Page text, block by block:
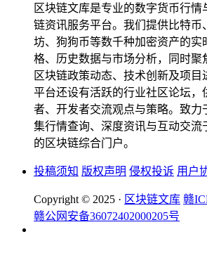
区块链文库是专业的数字货币行情
链资讯服务平台。我们提供比特币
坊、狗狗币等数千种加密资产的实
格、历史数据与市场分析，同时聚
区块链政策动态、技术创新及项目
平台还设有活跃的行业社区论坛，
者、开发者交流观点与策略。致力
集行情查询、深度资讯与互动交流
的区块链综合门户。
投稿须知 版权声明 侵权投诉 用户
Copyright © 2025 · 区块链文库 赣
赣公网安备36072402000205号